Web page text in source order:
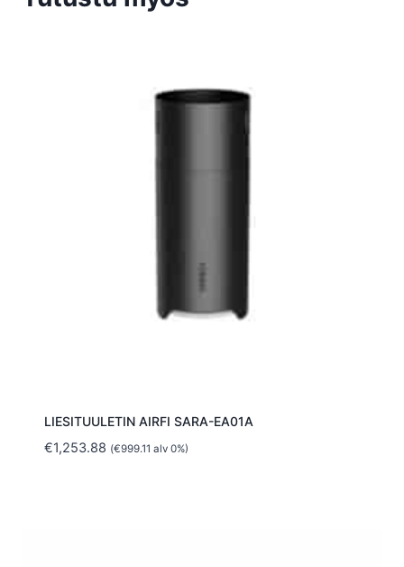
LIESITUULETIN AIRFI SARA-EA01A
€1,253.88 (€999.11 alv 0%)